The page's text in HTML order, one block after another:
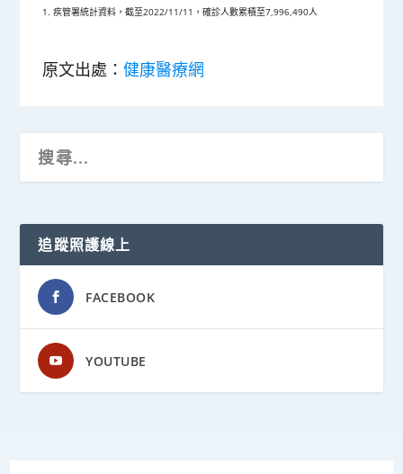
1. 疾管署統計資料，截至2022/11/11，確診人數累積至7,996,490人
原文出處：健康醫療網
追蹤照護線上
FACEBOOK
YOUTUBE